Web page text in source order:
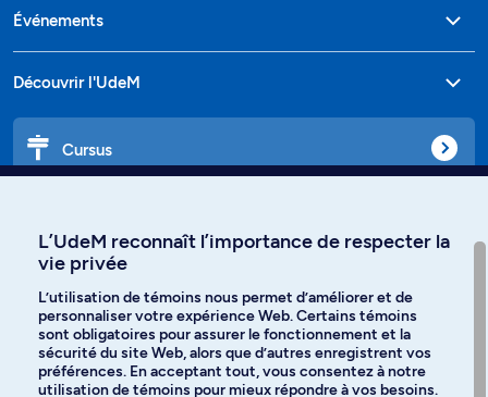
Événements
Découvrir l'UdeM
Cursus
Langues
Facebook Instagram
L’UdeM reconnaît l’importance de respecter la
vie privée
L’utilisation de témoins nous permet d’améliorer et de
personnaliser votre expérience Web. Certains témoins
sont obligatoires pour assurer le fonctionnement et la
sécurité du site Web, alors que d’autres enregistrent vos
préférences. En acceptant tout, vous consentez à notre
utilisation de témoins pour mieux répondre à vos besoins.